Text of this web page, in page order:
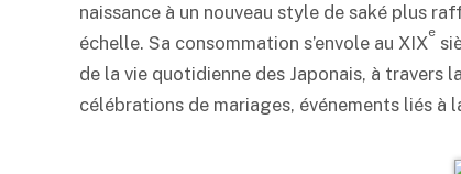
naissance à un nouveau style de saké plus
échelle. Sa consommation s’envole au XIX
e
de la vie quotidienne des Japonais, à travers
célébrations de mariages, événements liés à